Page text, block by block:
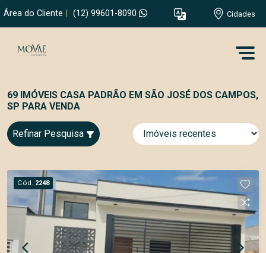
Área do Cliente (12) 99601-8090 Cidades
69 IMÓVEIS CASA PADRÃO EM SÃO JOSÉ DOS CAMPOS,
SP PARA VENDA
Refinar Pesquisa
Cód. 2248